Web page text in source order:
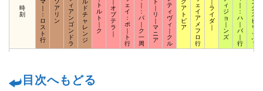
時
刻
｜
：
ロ
ス
ト
行
ア
リ
ン
ィ
ア
ン
ゴ
ン
ド
ラ
ド
チ
ャ
レ
ン
ジ
ト
ル
ト
｜
ク
オ
ブ
テ
ラ
｜
ェ
イ
：
ポ
｜
ト
行
｜
：
パ
｜
ク
一
周
｜
リ
｜
マ
ニ
ア
テ
ィ
ヴ
ィ
｜
ク
ル
ア
ト
ピ
ア
ェ
イ
ア
メ
フ
ロ
行
ラ
イ
ダ
｜
ィ
ジ
ョ
｜
ン
ズ
｜
：
ハ
｜
バ
｜
行
グ
ス
ピ
リ
ッ
ツ
目次へもどる